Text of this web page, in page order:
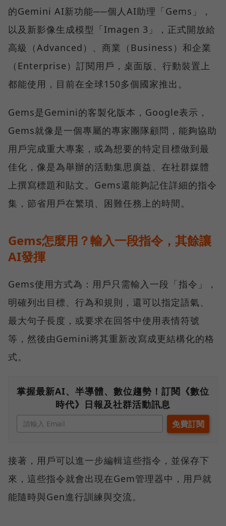
的Gemini AI新功能──個人AI助理「Gems」，
以及新影像生成模型「Imagen 3」，正式開放給
高級（Advanced）、商業（Business）和企業
（Enterprise）訂閱用戶，桌面版、行動裝置上
都能使用，目前在全球150多個國家推出。
Gems是Gemini的客製化版本，Google表示，
Gems就像是一個專屬的專家團隊顧問，能夠協助
用戶完成重大專案，或為想要的特定目標做到最
佳化，像是為舉辦的活動集思廣益、在社群媒體
上撰寫標題和貼文。Gems還能夠記住詳細的指令
集，節省用戶在繁瑣、困難任務上的時間。
Gems怎麼用？輸入一段指令，其餘讓
AI發揮
Gems使用方式為：用戶只需輸入一段「指令」，
明確列出目標、行為和規則，還可以指定語氣、
最大句子長度，或要求在回答中使用表情符號
等，然後由Gemini將其重新改寫成更結構化的格
式。
掌握最新AI、半導體、數位趨勢！訂閱《數位
時代》日報及社群活動訊息
接著，用戶可以進一步編輯這些指令，並保存下
來，這些指令就會出現在Gem管理器中，用戶就
能隨時與Gen進行訓練與交流。